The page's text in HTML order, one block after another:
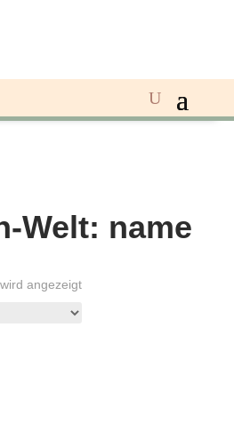
Welt: name
angezeigt